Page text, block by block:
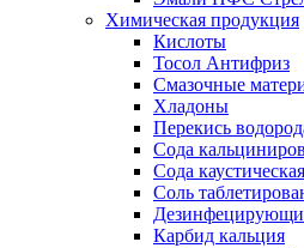
Химическая продукция
Кислоты
Тосол Антифриз
Смазочные
Хладоны
Перекись
Сода
Сода каустическая
Соль
Карбид кальция